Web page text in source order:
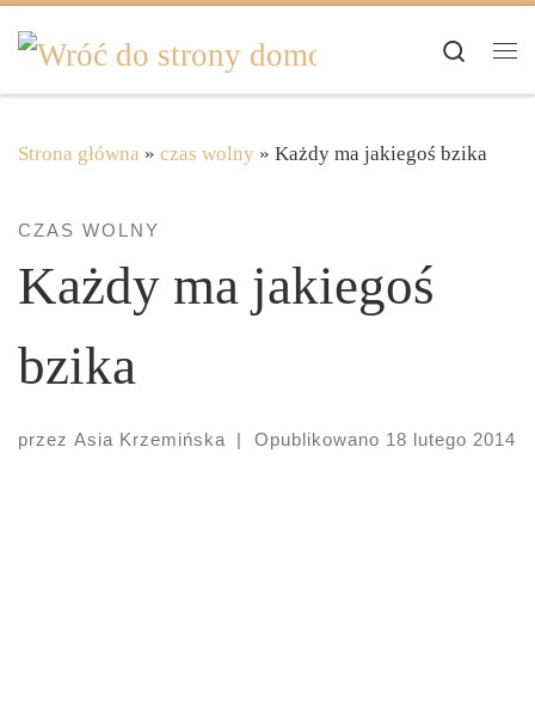
Skip to content
Search
Strona główna » czas wolny » Każdy ma jakiegoś bzika
CZAS WOLNY
Każdy ma jakiegoś
bzika
przez Asia Krzemińska | Opublikowano 18 lutego 2014